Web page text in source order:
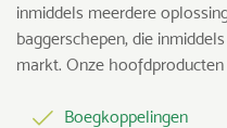
inmiddels meerdere
baggerschepen, die
markt. Onze
Boegkoppelingen